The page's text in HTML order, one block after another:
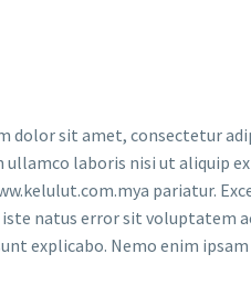
dolor sit amet, consectetur
laboris nisi ut aliquip
pariatur.
natus error sit voluptatem
explicabo. Nemo enim ipsam